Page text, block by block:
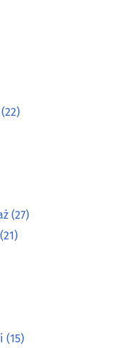
(1)
(22)
(27)
(21)
(15)